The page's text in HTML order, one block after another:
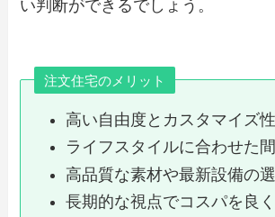
い判断ができるでしょう。
注文住宅のメリット
高い自由度とカスタマイズ性
ライフスタイルに合わせた
高品質な素材や最新設備の
長期的な視点でコスパを良